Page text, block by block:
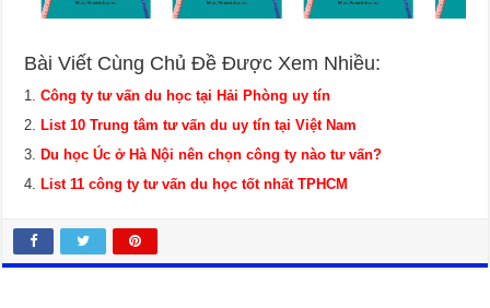
Bài Viết Cùng Chủ Đề Được Xem Nhiều:
Công ty tư vấn du học tại Hải Phòng uy tín
List 10 Trung tâm tư vấn du uy tín tại Việt Nam
Du học Úc ở Hà Nội nên chọn công ty nào tư vấn?
List 11 công ty tư vấn du học tốt nhất TPHCM